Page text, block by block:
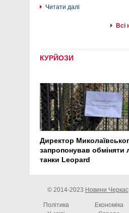
Читати далі
Всі
КУРЙОЗИ
Директор
запропонував обміняти
танки Leopard
© 2014-2023 Новини Черкас
Політика Економіка